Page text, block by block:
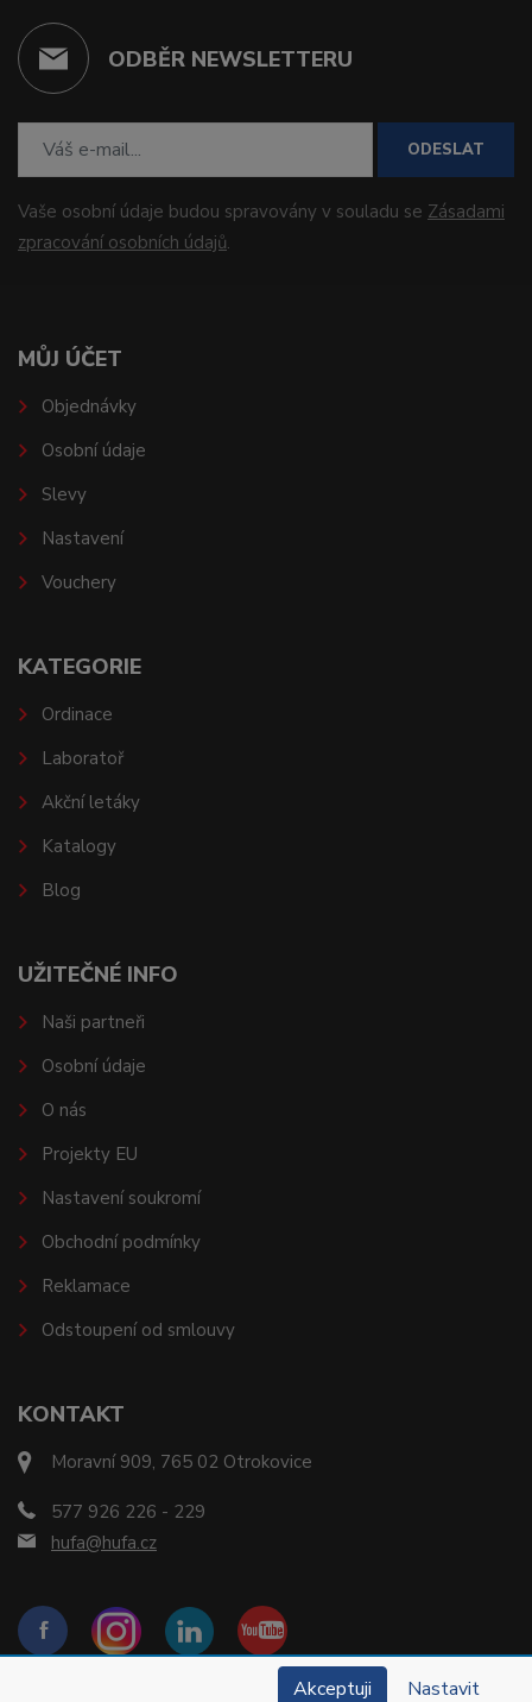
ODBĚR NEWSLETTERU
ODESLAT
Vaše osobní údaje budou spravovány v souladu se Zásadami
zpracování osobních údajů.
KONTAKT
Moravní 909, 765 02 Otrokovice
577 926 226 - 229
hufa@hufa.cz
MŮJ ÚČET
Objednávky
Osobní údaje
Slevy
Nastavení
Vouchery
KATEGORIE
Ordinace
Laboratoř
Akční letáky
Katalogy
Blog
UŽITEČNÉ INFO
Naši partneři
Osobní údaje
O nás
Projekty EU
Nastavení soukromí
Obchodní podmínky
Reklamace
Odstoupení od smlouvy
Akceptuji Nastavit